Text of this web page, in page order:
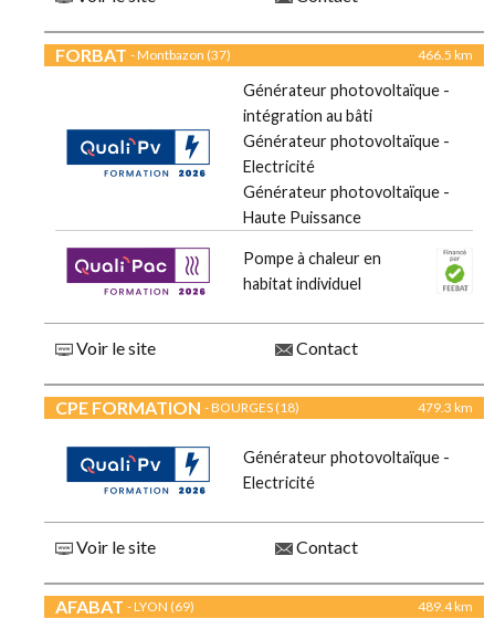
FORBAT - Montbazon (37) 466.5 km
Générateur photovoltaïque -
intégration au bâti
Générateur photovoltaïque -
Electricité
Générateur photovoltaïque -
Haute Puissance
Pompe à chaleur en
habitat individuel
Voir le site Contact
CPE FORMATION - BOURGES (18) 479.3 km
Générateur photovoltaïque -
Electricité
Voir le site Contact
AFABAT - LYON (69) 489.4 km